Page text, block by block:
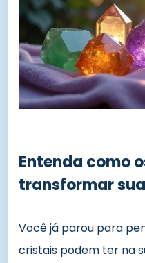
Entenda como
transformar
Você já parou para
cristais podem ter na